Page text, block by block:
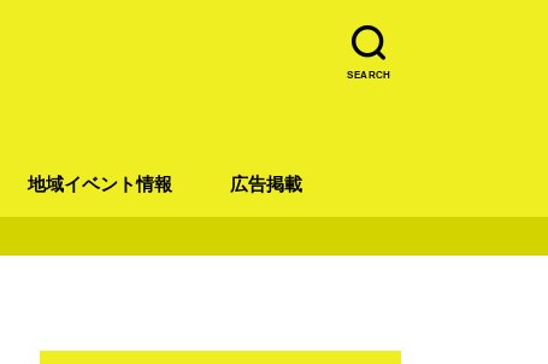
SEARCH
地域イベント情報 広告掲載